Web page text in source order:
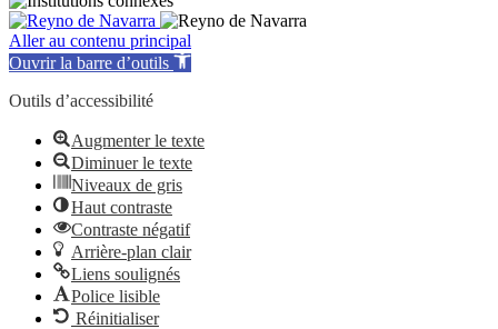
Aller au contenu principal
Ouvrir la barre d’outils
Outils d’accessibilité
Augmenter le texte
Diminuer le texte
Niveaux de gris
Haut contraste
Contraste négatif
Arrière-plan clair
Liens soulignés
Police lisible
Réinitialiser